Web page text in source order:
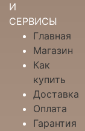
И
СЕРВИСЫ
Главная
Магазин
Как
купить
Доставка
Оплата
Гарантия